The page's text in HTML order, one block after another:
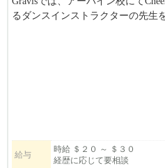
る方からのご応募をお待ちしてい
るダンスインストラクターの先生
ッスンを進めてくださる方を歓迎
給与
時給 ＄２０ ～ ＄３０
経歴に応じて要相談